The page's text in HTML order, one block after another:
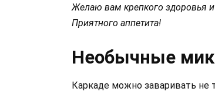
Желаю вам крепкого здоровья
Приятного аппетита!
Необычные
Каркаде можно заваривать не